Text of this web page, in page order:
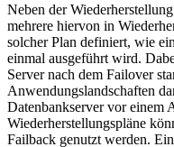
Neben der
mehrere hiervon in
solcher Plan definiert, wie
einmal ausgeführt wird.
Server nach dem Failover
Anwendungslandschaften
Datenbankserver vor einem
Wiederherstellungspläne
Failback genutzt werden.